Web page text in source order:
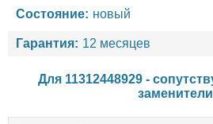
Состояние: новый
Гарантия: 12 месяцев
Для 11312448929 -